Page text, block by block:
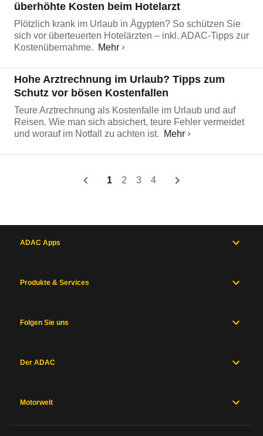
überhöhte Kosten beim Hotelarzt
Plötzlich krank im Urlaub in Ägypten? So schützen Sie
sich vor überteuerten Hotelärzten – inkl. ADAC-Tipps zur
Kostenübernahme.
Mehr
Hohe Arztrechnung im Urlaub? Tipps zum
Schutz vor bösen Kostenfallen
Teure Arztrechnung als Kostenfalle im Urlaub und auf
Reisen. Wie man sich absichert, teure Fehler vermeidet
und worauf im Notfall zu achten ist.
Mehr
1 2 3 4
ADAC Apps
Produkte & Services
Folgen Sie uns
Der ADAC
Motorwelt